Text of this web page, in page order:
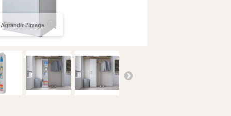
Agrandir l'image